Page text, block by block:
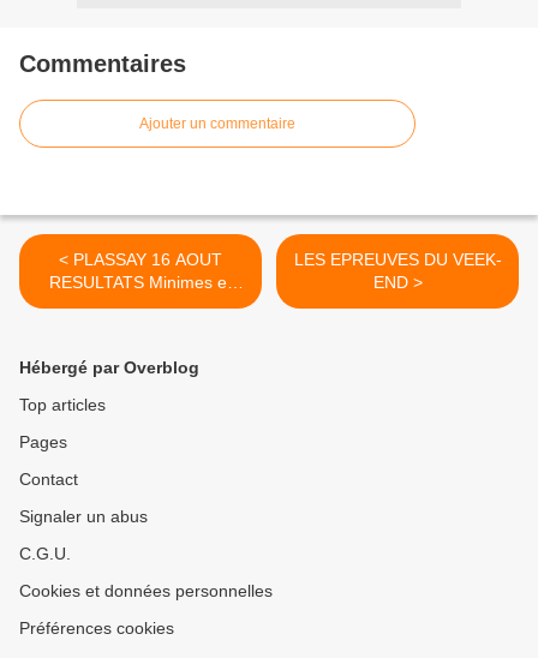
Commentaires
Ajouter un commentaire
< PLASSAY 16 AOUT
RESULTATS Minimes et
Cadets
LES EPREUVES DU VEEK-
END >
Hébergé par Overblog
Top articles
Pages
Contact
Signaler un abus
C.G.U.
Cookies et données personnelles
Préférences cookies